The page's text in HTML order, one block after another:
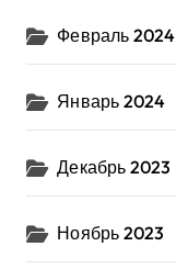
Февраль 2024
Январь 2024
Декабрь 2023
Ноябрь 2023